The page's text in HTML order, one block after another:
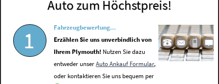
Auto zum Höchstpreis!
1
Fahrzeugbewertung...
Erzählen Sie uns unverbindlich von
Ihrem Plymouth! Nutzen Sie dazu
entweder unserAuto Ankauf Formular,
oder kontaktieren Sie uns bequem per